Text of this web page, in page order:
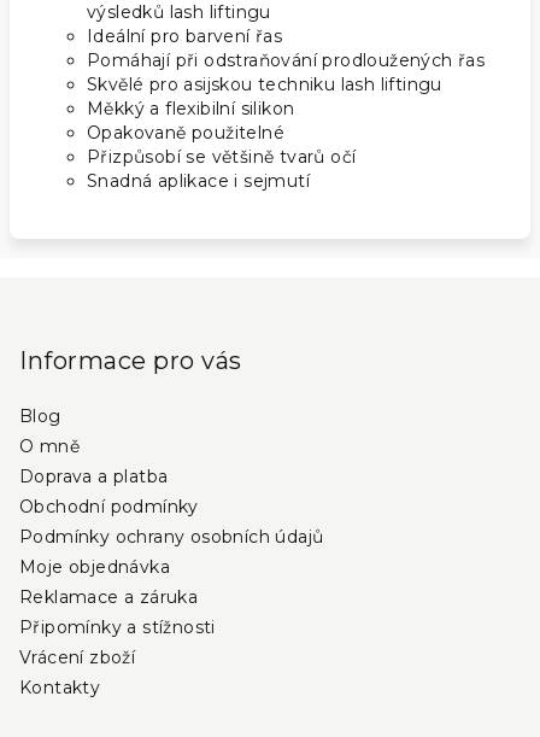
výsledků lash liftingu
Ideální pro barvení řas
Pomáhají při odstraňování prodloužených řas
Skvělé pro asijskou techniku lash liftingu
Měkký a flexibilní silikon
Opakovaně použitelné
Přizpůsobí se většině tvarů očí
Snadná aplikace i sejmutí
Informace pro vás
Blog
O mně
Doprava a platba
Obchodní podmínky
Podmínky ochrany osobních údajů
Moje objednávka
Reklamace a záruka
Připomínky a stížnosti
Vrácení zboží
Kontakty